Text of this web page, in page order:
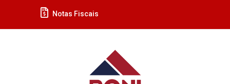
Notas Fiscais